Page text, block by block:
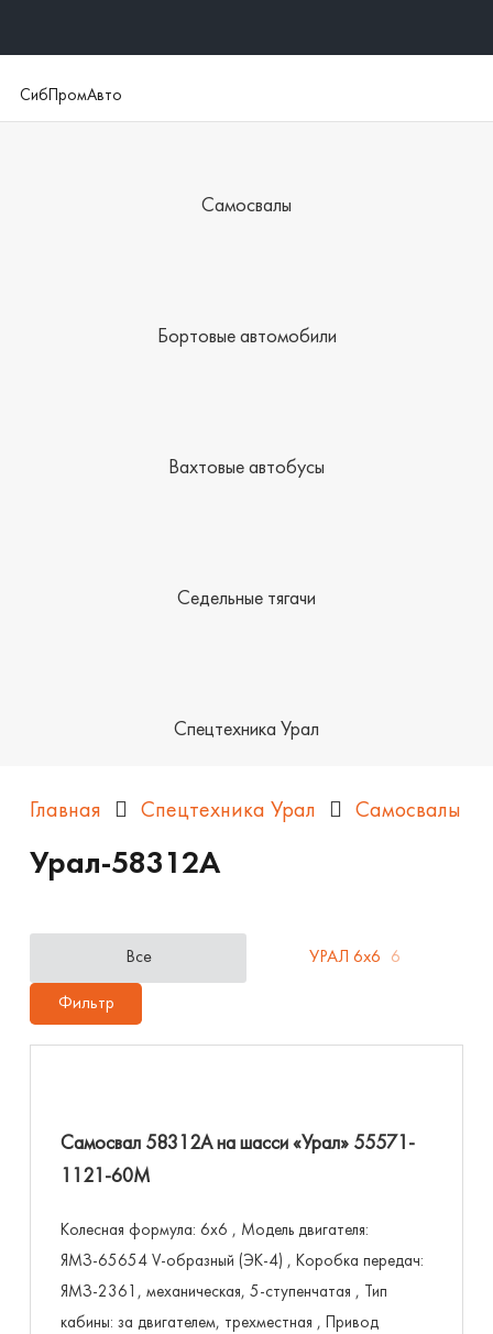
СибПромАвто
Самосвалы
Бортовые автомобили
Вахтовые автобусы
Седельные тягачи
Спецтехника Урал
Главная Спецтехника Урал Самосвалы
Урал-58312A
Все УРАЛ 6x6 6
Фильтр
Самосвал 58312А на шасси «Урал» 55571-
1121-60М
Колесная формула: 6х6 , Модель двигателя:
ЯМЗ-65654 V-образный (ЭК-4) , Коробка передач:
ЯМЗ-2361, механическая, 5-ступенчатая , Тип
кабины: за двигателем, трехместная , Привод